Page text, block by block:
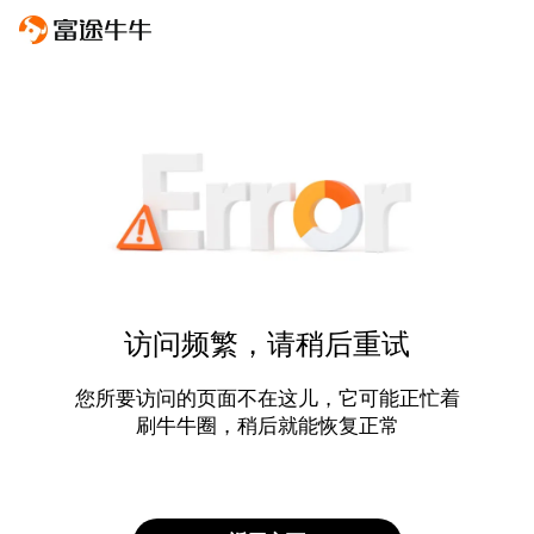
访问频繁，请稍后重试
您所要访问的页面不在这儿，它可能正忙着
刷牛牛圈，稍后就能恢复正常